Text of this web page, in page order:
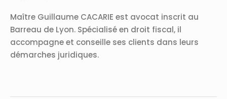
Maître Guillaume CACARIE est avocat inscrit au
Barreau de Lyon. Spécialisé en droit fiscal, il
accompagne et conseille ses clients dans leurs
démarches juridiques.